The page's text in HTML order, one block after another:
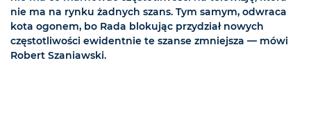
nie ma na rynku żadnych szans. Tym samym, odwraca
kota ogonem, bo Rada blokując przydział nowych
częstotliwości ewidentnie te szanse zmniejsza — mówi
Robert Szaniawski.